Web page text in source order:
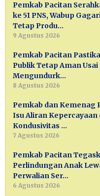
Pemkab Pacitan
ke 51 PNS, Wabup
Tetap Produ…
9 Agustus 2026
Pemkab Pacitan
Publik Tetap Aman Usai
Mengundurk…
8 Agustus 2026
Pemkab dan Kemenag
Isu Aliran Kepercayaan
Kondusivitas …
7 Agustus 2026
Pemkab Pacitan
Perlindungan Anak
Perwalian Ser…
6 Agustus 2026